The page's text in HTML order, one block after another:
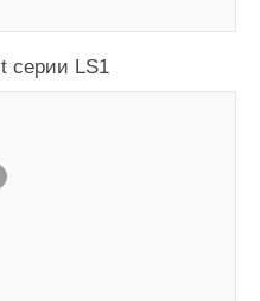
серии LS1